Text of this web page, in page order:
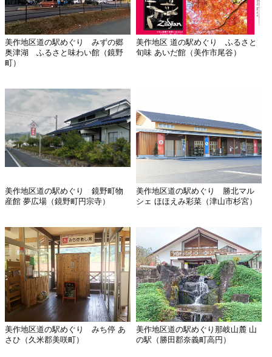
美作地区道の駅めぐり みずの郷
奥津湖 ふるさと味わい館（鏡野
町）
美作地区 道の駅めぐり ふるさと
旬味 あいだ館（美作市尾谷）
美作地区道の駅めぐり 鏡野町物
産館 夢広場（鏡野町円宗寺）
美作地区道の駅めぐり 勝北マル
シェ ほほえみ彩菜（津山市杉宮）
美作地区道の駅めぐり みち停 あ
さひ（久米郡美咲町）
美作地区道の駅めぐり那岐山麓 山
の駅（勝田郡奈義町高円）